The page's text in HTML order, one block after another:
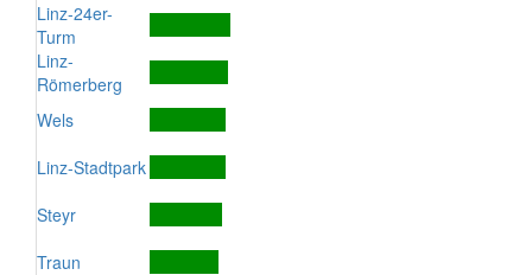
Linz-24er-
Turm
Linz-
Römerberg
Wels
Linz-Stadtpark
Steyr
Traun